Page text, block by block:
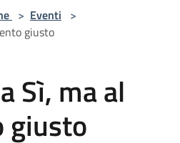
> Eventi >
giusto
Sì, ma al
giusto